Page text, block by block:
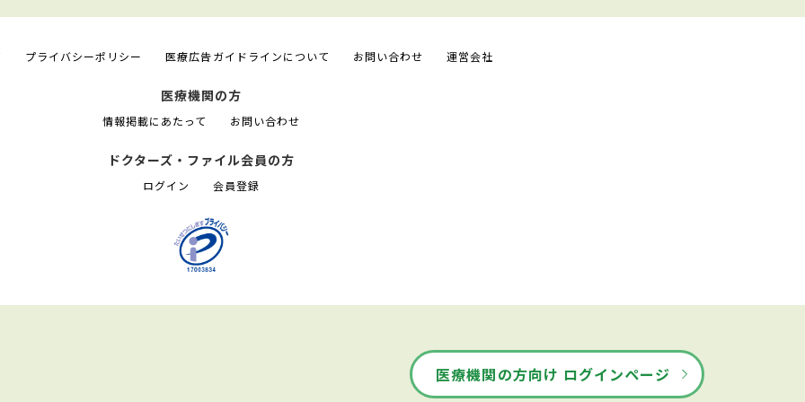
プライバシーポリシー 医療広告ガイドラインについて お問い合わせ 運営会社
医療機関の方
情報掲載にあたって お問い合わせ
ドクターズ・ファイル会員の方
ログイン 会員登録
医療機関の方向け ログインページ